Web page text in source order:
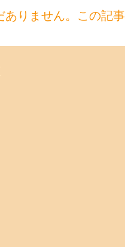
ありません。この記